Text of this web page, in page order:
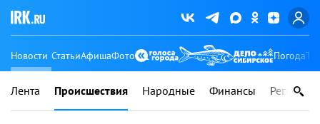
Новости СтатьиАфишаФото Погода
Лента Происшествия Народные Финансы Регионы